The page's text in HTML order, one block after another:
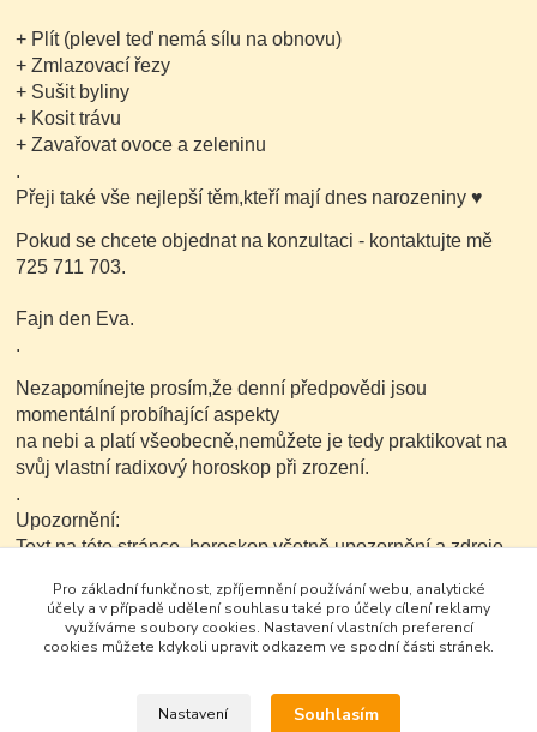
+ Plít (plevel teď nemá sílu na obnovu)
+ Zmlazovací řezy
+ Sušit byliny
+ Kosit trávu
+ Zavařovat ovoce a zeleninu
.
Přeji také vše nejlepší těm,kteří mají dnes narozeniny♥
Pokud se chcete objednat na konzultaci - kontaktujte mě
725 711 703.
Fajn den Eva.
.
Nezapomínejte prosím,že denní předpovědi jsou
momentální probíhající aspekty
na nebi a platí všeobecně,nemůžete je tedy praktikovat na
svůj vlastní radixový horoskop při zrození.
.
Upozornění:
Text na této stránce ,horoskop včetně upozornění a zdroje
kopírovat nekomerčním
způsobem.
Pro základní funkčnost, zpříjemnění používání webu, analytické
účely a v případě udělení souhlasu také pro účely cílení reklamy
využíváme soubory cookies. Nastavení vlastních preferencí
cookies můžete kdykoli upravit odkazem ve spodní části stránek.
Nastavení Souhlasím